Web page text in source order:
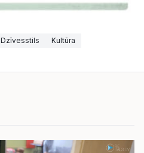
Dzīvesstils Kultūra